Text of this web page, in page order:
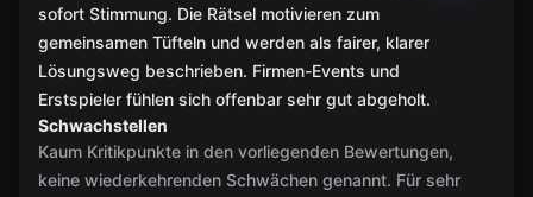
sofort Stimmung. Die Rätsel motivieren zum
gemeinsamen Tüfteln und werden als fairer, klarer
Lösungsweg beschrieben. Firmen-Events und
Erstspieler fühlen sich offenbar sehr gut abgeholt.
Schwachstellen
Kaum Kritikpunkte in den vorliegenden Bewertungen,
keine wiederkehrenden Schwächen genannt. Für sehr